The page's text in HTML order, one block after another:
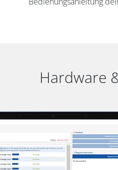
Hardware